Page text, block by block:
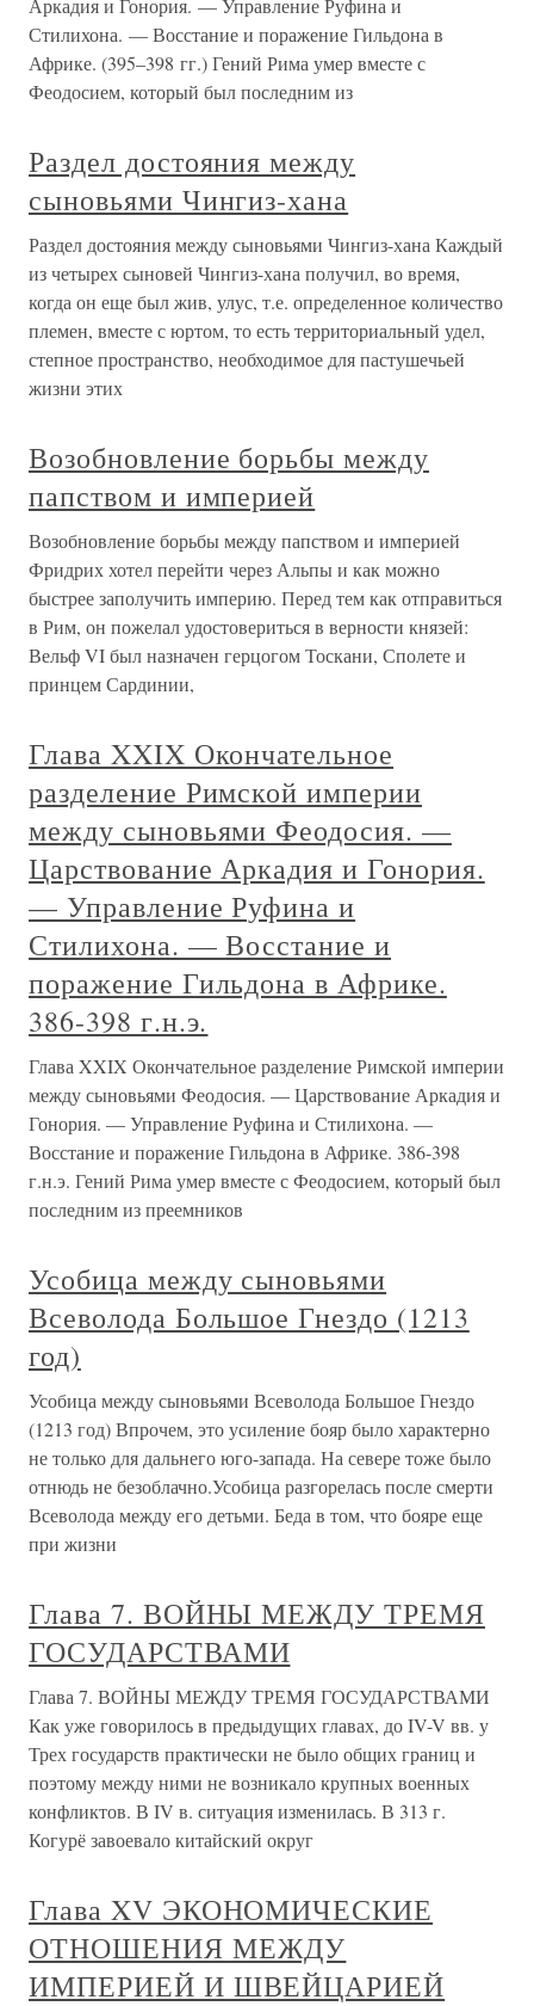
Аркадия и Гонория. — Управление Руфина и
Стилихона. — Восстание и поражение Гильдона в
Африке. (395–398 гг.) Гений Рима умер вместе с
Феодосием, который был последним из
Раздел достояния между
сыновьями Чингиз-хана
Раздел достояния между сыновьями Чингиз-хана Каждый
из четырех сыновей Чингиз-хана получил, во время,
когда он еще был жив, улус, т.е. определенное количество
племен, вместе с юртом, то есть территориальный удел,
степное пространство, необходимое для пастушечьей
жизни этих
Возобновление борьбы между
папством и империей
Возобновление борьбы между папством и империей
Фридрих хотел перейти через Альпы и как можно
быстрее заполучить империю. Перед тем как отправиться
в Рим, он пожелал удостовериться в верности князей:
Вельф VI был назначен герцогом Тоскани, Сполете и
принцем Сардинии,
Глава XXIX Окончательное
разделение Римской империи
между сыновьями Феодосия. —
Царствование Аркадия и Гонория.
— Управление Руфина и
Стилихона. — Восстание и
поражение Гильдона в Африке.
386-398 г.н.э.
Глава XXIX Окончательное разделение Римской империи
между сыновьями Феодосия. — Царствование Аркадия и
Гонория. — Управление Руфина и Стилихона. —
Восстание и поражение Гильдона в Африке. 386-398
г.н.э. Гений Рима умер вместе с Феодосием, который был
последним из преемников
Усобица между сыновьями
Всеволода Большое Гнездо (1213
год)
Усобица между сыновьями Всеволода Большое Гнездо
(1213 год) Впрочем, это усиление бояр было характерно
не только для дальнего юго-запада. На севере тоже было
отнюдь не безоблачно.Усобица разгорелась после смерти
Всеволода между его детьми. Беда в том, что бояре еще
при жизни
Глава 7. ВОЙНЫ МЕЖДУ ТРЕМЯ
ГОСУДАРСТВАМИ
Глава 7. ВОЙНЫ МЕЖДУ ТРЕМЯ ГОСУДАРСТВАМИ
Как уже говорилось в предыдущих главах, до IV-V вв. у
Трех государств практически не было общих границ и
поэтому между ними не возникало крупных военных
конфликтов. В IV в. ситуация изменилась. В 313 г.
Когурё завоевало китайский округ
Глава XV ЭКОНОМИЧЕСКИЕ
ОТНОШЕНИЯ МЕЖДУ
ИМПЕРИЕЙ И ШВЕЙЦАРИЕЙ